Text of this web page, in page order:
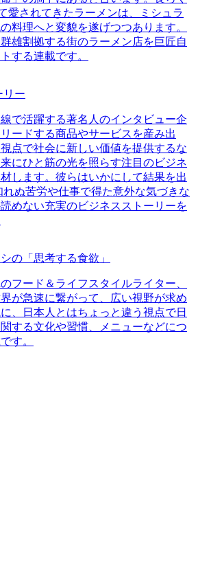
愛されてきたラーメンは、ミシュラ
料理へと変貌を遂げつつあります。
雄割拠する街のラーメン店を巨匠自
する連載です。
リー
で活躍する著名人のインタビュー企
ードする商品やサービスを産み出
点で社会に新しい価値を提供するな
にひと筋の光を照らす注目のビジネ
します。彼らはいかにして結果を出
れぬ苦労や仕事で得た意外な気づきな
めない充実のビジネスストーリーを
の「思考する食欲」
フード＆ライフスタイルライター、
が急速に繋がって、広い視野が求め
、日本人とはちょっと違う視点で日
する文化や習慣、メニューなどにつ
す。